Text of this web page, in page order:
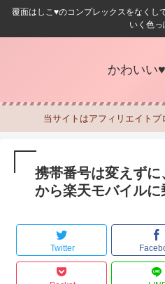
覆面はしこ♥のコンプレックスをなくし
いく色っ
かわいい
当サイトはアフィリエイト
携帯番号は変えずに
から楽天モバイル
Twitter